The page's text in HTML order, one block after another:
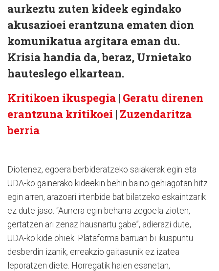
aurkeztu zuten kideek egindako
akusazioei erantzuna ematen dion
komunikatua argitara eman du.
Krisia handia da, beraz, Urnietako
hauteslego elkartean.
Kritikoen ikuspegia | Geratu direnen
erantzuna kritikoei | Zuzendaritza
berria
Diotenez, egoera berbideratzeko saiakerak egin eta
UDA-ko gainerako kideekin behin baino gehiagotan hitz
egin arren, arazoari irtenbide bat bilatzeko eskaintzarik
ez dute jaso. “Aurrera egin beharra zegoela zioten,
gertatzen ari zenaz hausnartu gabe”, adierazi dute,
UDA-ko kide ohiek. Plataforma barruan bi ikuspuntu
desberdin izanik, erreakzio gaitasunik ez izatea
leporatzen diete. Horregatik haien esanetan,